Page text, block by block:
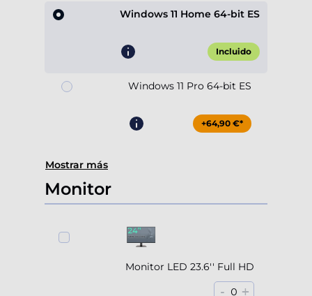
Windows 11 Home 64-bit ES
Incluido
Windows 11 Pro 64-bit ES
+64,90 €*
Mostrar más
Monitor
Monitor LED 23.6'' Full HD
- 0 +